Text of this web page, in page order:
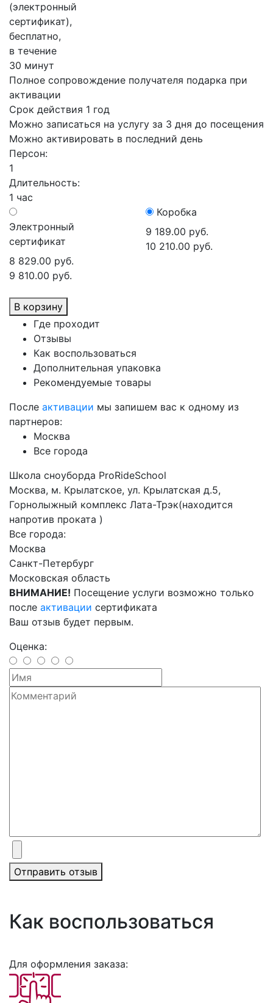
(электронный
сертификат),
бесплатно,
в течение
30 минут
Полное сопровождение получателя подарка при
активации
Срок действия 1 год
Можно записаться на услугу за 3 дня до посещения
Можно активировать в последний день
Персон:
1
Длительность:
1 час
Электронный
сертификат
8 829.00 руб.
9 810.00 руб.
Коробка
9 189.00 руб.
10 210.00 руб.
В корзину
Где проходит
Отзывы
Как воспользоваться
Дополнительная упаковка
Рекомендуемые товары
После активации мы запишем вас к одному из
партнеров:
Москва
Все города
Школа сноуборда ProRideSchool
Москва, м. Крылатское, ул. Крылатская д.5,
Горнолыжный комплекс Лата-Трэк(находится
напротив проката )
Все города:
Москва
Санкт-Петербург
Московская область
ВНИМАНИЕ! Посещение услуги возможно только
после активации сертификата
Ваш отзыв будет первым.
Оценка:
Отправить отзыв
Как воспользоваться
Для оформления заказа: